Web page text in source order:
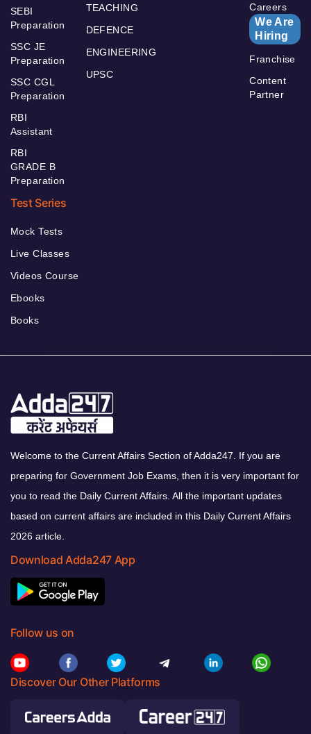
SEBI
Preparation
SSC JE
Preparation
SSC CGL
Preparation
RBI
Assistant
RBI
GRADE B
Preparation
TEACHING
DEFENCE
ENGINEERING
UPSC
Careers
We Are
Hiring
Franchise
Content
Partner
Test Series
Mock Tests
Live Classes
Videos Course
Ebooks
Books
Welcome to the Current Affairs Section of Adda247. If you are
preparing for Government Job Exams, then it is very important for
you to read the Daily Current Affairs. All the important updates
based on current affairs are included in this Daily Current Affairs
2026 article.
Download Adda247 App
Follow us on
Discover Our Other Platforms